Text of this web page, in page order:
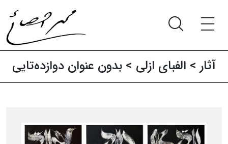
آثار‍> الفبای ازلی > بدون عنوان دوازده‌تایی